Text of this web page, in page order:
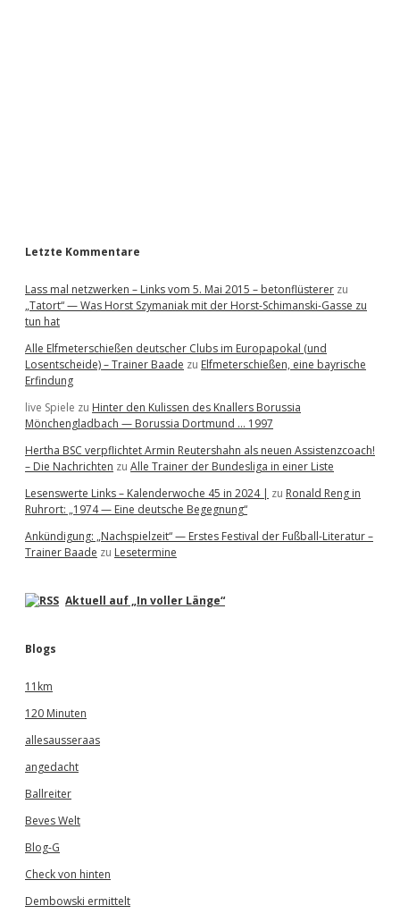
Letzte Kommentare
Lass mal netzwerken – Links vom 5. Mai 2015 – betonflüsterer zu
„Tatort“ — Was Horst Szymaniak mit der Horst-Schimanski-Gasse zu
tun hat
Alle Elfmeterschießen deutscher Clubs im Europapokal (und
Losentscheide) – Trainer Baade zu Elfmeterschießen, eine bayrische
Erfindung
live Spiele zu Hinter den Kulissen des Knallers Borussia
Mönchengladbach — Borussia Dortmund … 1997
Hertha BSC verpflichtet Armin Reutershahn als neuen Assistenzcoach!
– Die Nachrichten zu Alle Trainer der Bundesliga in einer Liste
Lesenswerte Links – Kalenderwoche 45 in 2024 | zu Ronald Reng in
Ruhrort: „1974 — Eine deutsche Begegnung“
Ankündigung: „Nachspielzeit“ — Erstes Festival der Fußball-Literatur –
Trainer Baade zu Lesetermine
Aktuell auf „In voller Länge“
Blogs
11km
120 Minuten
allesausseraas
angedacht
Ballreiter
Beves Welt
Blog-G
Check von hinten
Dembowski ermittelt